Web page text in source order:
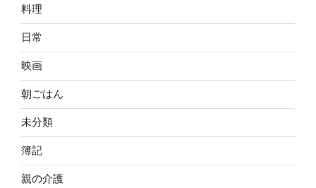
料理
日常
映画
朝ごはん
未分類
簿記
親の介護